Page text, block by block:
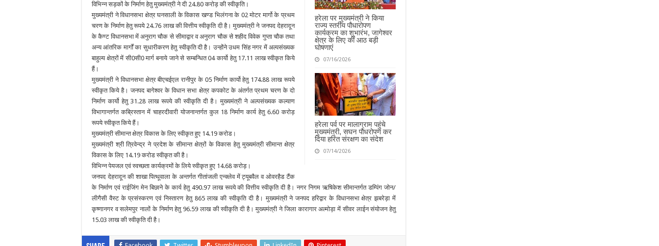
हरेला पर मुख्यमंत्री ने किया
राज्य स्तरीय पौधारोपण
कार्यक्रम का शुभारंभ, जागेश्वर
क्षेत्र के लिए कीं आठ बड़ी
घोषणाएं
07/16/2026
हरेला पर्व पर मालाग्राम पहुंचे
मुख्यमंत्री, सघन पौधरोपण कर
दिया हरित संरक्षण का संदेश
07/14/2026
विभिन्न सड़कों के निर्माण हेतु मुख्यमंत्री ने दी 24.80 करोड़ की स्वीकृति।
मुख्यमंत्री ने विधानसभा क्षेत्र घनसाली के विकास खण्ड भिलंगना के 02 मोटर मार्गो के प्रथम
चरण के निर्माण हेतु रूपये 24.76 लाख की वित्तीय स्वीकृति दी है। मुख्यमंत्री ने जनपद देहरादून
के कैण्ट विधानसभा में अनुराग चौक से सीमाद्वार व अनुराग चौक से शहीद विवेक गुप्ता चौक तथा
अन्य आंतरिक मार्गों का सुधारीकरण हेतु स्वीकृति दी है। उन्होंने उधम सिंह नगर में अल्पसंख्यक
बाहुल्य क्षेत्रों में सी0सी0 मार्ग बनाये जाने से सम्बन्धित 04 कार्यो हेतु 17.11 लाख स्वीकृत किये
हैं।
मुख्यमंत्री ने विधानसभा क्षेत्र बीएचईएल रानीपुर के 05 निर्माण कार्यो हेतु 174.88 लाख रूपये
स्वीकृत किये है। जनपद बागेश्वर के विधान सभा क्षेत्र कपकोट के अंतर्गत प्रथम चरण के दो
निर्माण कार्यो हेतु 31.28 लाख रूपये की स्वीकृति दी है। मुख्यमंत्री ने अल्पसंख्यक कल्याण
विभागान्तर्गत कब्रिस्तान में चाहरदीवारी योजनान्तर्गत कुल 18 निर्माण कार्य हेतु 6.60 करोड़
रूपये स्वीकृत किये हैं।
मुख्यमंत्री सीमान्त क्षेत्र विकास के लिए स्वीकृत हुए 14.19 करोड।
मुख्यमंत्री श्री त्रिवेन्द्र ने प्रदेश के सीमान्त क्षेत्रों के विकास हेतु मुख्यमंत्री सीमान्त क्षेत्र
विकास के लिए 14.19 करोड स्वीकृत की है।
विभिन्न पेयजल एवं स्वच्छता कार्यक्रमों के लिये स्वीकृत हुए 14.68 करोड़।
जनपद देहरादून की शाखा पित्थूवाला के अन्तर्गत गीतांजली एन्क्लेव में ट्यूबवैल व ओवरहैड टैंक
के निर्माण एवं राईजिंग मेन बिछाने के कार्य हेतु 490.97 लाख रूपये की वित्तीय स्वीकृति दी है। नगर निगम ऋषिकेश सीमान्तर्गत डम्पिंग जोन/
लीगैसी वैस्ट के प्रसंस्करण एवं निस्तारण हेतु 865 लाख की स्वीकृति दी है। मुख्यमंत्री ने जनपद हरिद्वार के विधानसभा क्षेत्र झबरेड़ा में
कृष्णानगर व सलेमपुर नालों के निर्माण हेतु 96.59 लाख की स्वीकृति दी है। मुख्यमंत्री ने जिला कारागार अल्मोड़ा में सीवर लाईन संयोजन हेतु
15.03 लाख की स्वीकृति दी है।